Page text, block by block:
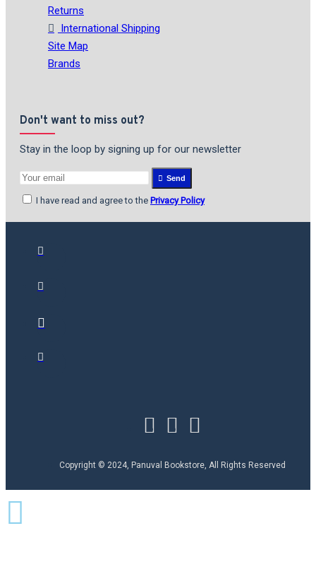
Returns
International Shipping
Site Map
Brands
Don't want to miss out?
Stay in the loop by signing up for our newsletter
Send
I have read and agree to the Privacy Policy
Copyright © 2024, Panuval Bookstore, All Rights Reserved